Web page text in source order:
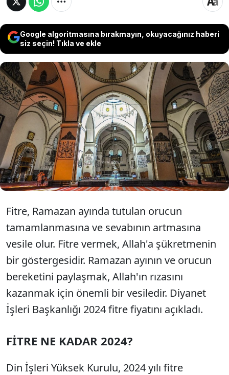
Google algoritmasına bırakmayın, okuyacağınız haberi
siz seçin! Tıkla ve ekle
Fitre, insan olarak yaratılmanın ve Ramazan
orucunu tutup bayrama ulaşmanın bir şükrü
olarak verilir. Mübarek Ramazan ayında ihtiyaç
sahiplerine yardım etmek isteyen vatandaşlar
fitre ne kadar merak ediyor. Fitre 2024 yılında 60
lira artarak 130 lira olarak belirlendi.
Fitre, Ramazan ayında tutulan orucun
tamamlanmasına ve sevabının artmasına
vesile olur. Fitre vermek, Allah'a şükretmenin
bir göstergesidir. Ramazan ayının ve orucun
bereketini paylaşmak, Allah'ın rızasını
kazanmak için önemli bir vesiledir. Diyanet
İşleri Başkanlığı 2024 fitre fiyatını açıkladı.
FİTRE NE KADAR 2024?
Din İşleri Yüksek Kurulu, 2024 yılı fitre